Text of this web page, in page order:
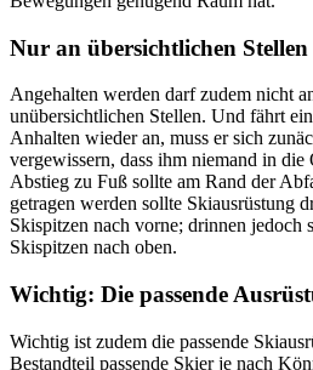
Nur an übersichtlichen
Angehalten werden darf zudem nicht
unübersichtlichen Stellen. Und fährt
Anhalten wieder an, muss er sich
vergewissern, dass ihm niemand in
Abstieg zu Fuß sollte am Rand der
getragen werden sollte Skiausrüstung
Skispitzen nach vorne; drinnen jedoch
Skispitzen nach oben.
Wichtig: Die passende
Wichtig ist zudem die passende
Bestandteil passende Skier je nach